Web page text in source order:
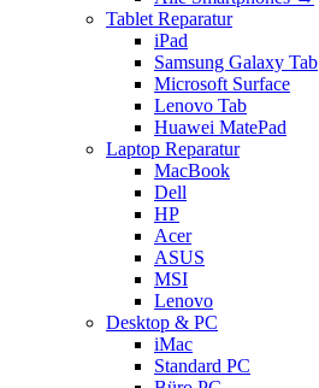
Tablet Reparatur
iPad
Samsung Galaxy Tab
Microsoft Surface
Lenovo Tab
Huawei MatePad
Laptop Reparatur
MacBook
Dell
HP
Acer
ASUS
MSI
Lenovo
Desktop & PC
iMac
Standard PC